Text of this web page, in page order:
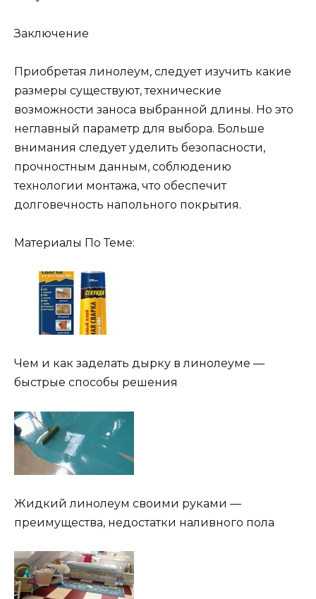
Заключение
Приобретая линолеум, следует изучить какие
размеры существуют, технические
возможности заноса выбранной длины. Но это
неглавный параметр для выбора. Больше
внимания следует уделить безопасности,
прочностным данным, соблюдению
технологии монтажа, что обеспечит
долговечность напольного покрытия.
Материалы По Теме:
Чем и как заделать дырку в линолеуме —
быстрые способы решения
Жидкий линолеум своими руками —
преимущества, недостатки наливного пола